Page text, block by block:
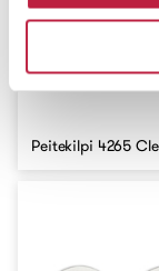
Peitekilpi 4265